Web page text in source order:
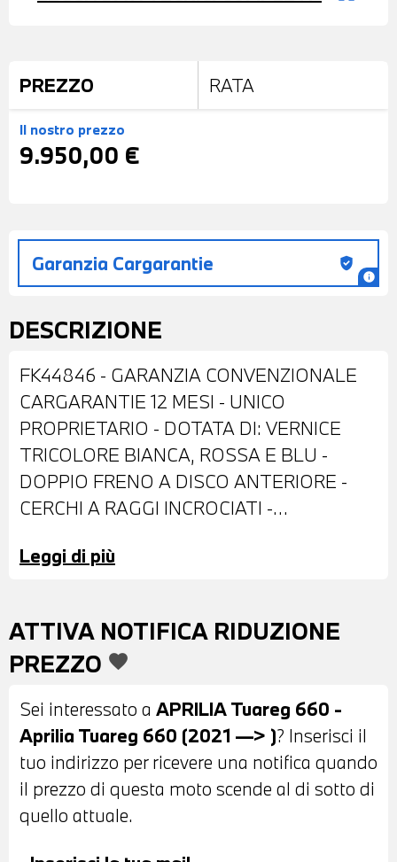
PREZZO RATA
Il nostro prezzo
9.950,00 €
Garanzia Cargarantie gpp_good
info
DESCRIZIONE
FK44846 - GARANZIA CONVENZIONALE
CARGARANTIE 12 MESI - UNICO
PROPRIETARIO - DOTATA DI: VERNICE
TRICOLORE BIANCA, ROSSA E BLU -
DOPPIO FRENO A DISCO ANTERIORE -
CERCHI A RAGGI INCROCIATI -
LATERALE - PARAMATORE - SELLA IN
DI FINANZIAMENTO ANCHE PER
L'INTERO IMPORTO
Leggi di più
ATTIVA NOTIFICA RIDUZIONE
PREZZO favorite
Sei interessato a APRILIA Tuareg 660 -
Aprilia Tuareg 660 (2021 —> )? Inserisci il
tuo indirizzo per ricevere una notifica quando
il prezzo di questa moto scende al di sotto di
quello attuale.